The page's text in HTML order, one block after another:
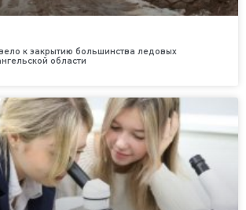
к закрытию большинства ледовых
области